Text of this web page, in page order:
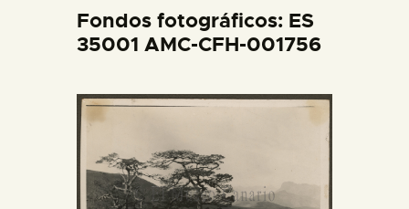
DIDÁCTICA
PREPARAR LA VISITA
ACTIVIDADES
Fondos fotográficos: ES
35001 AMC-CFH-001756